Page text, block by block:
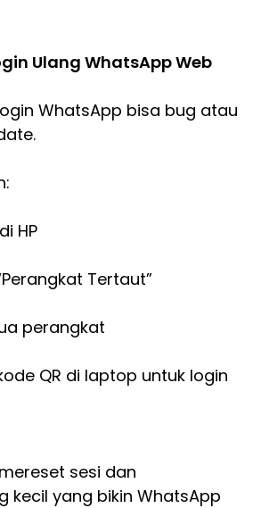
Ulang WhatsApp Web
WhatsApp bisa bug atau
HP
Tertaut”
perangkat
QR di laptop untuk login
sesi dan
kecil yang bikin WhatsApp